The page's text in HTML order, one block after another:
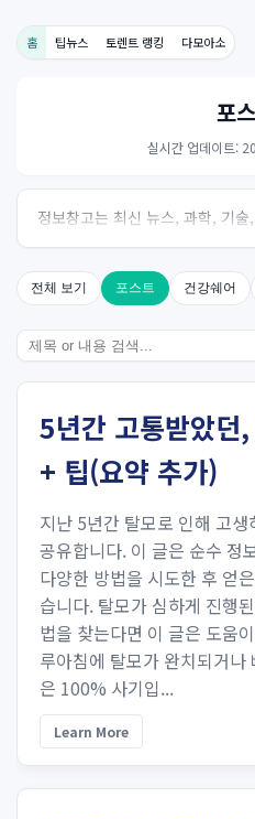
홈 팁뉴스 토렌트 랭킹 다모아소
포
실시간 업데이트:
정보창고는 최신 뉴스, 과학, 기
한 신뢰성 있는 정보를 제
전체 보기 포스트 건강쉐어
5년간 고통받았던
+ 팁(요약 추가)
지난 5년간 탈모로 인해 고
공유합니다. 이 글은 순수 정
다양한 방법을 시도한 후 얻
습니다. 탈모가 심하게 진행
법을 찾는다면 이 글은 도움
루아침에 탈모가 완치되거
은 100% 사기입...
Learn More